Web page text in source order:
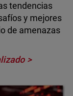
tendencias
y mejores
de amenazas